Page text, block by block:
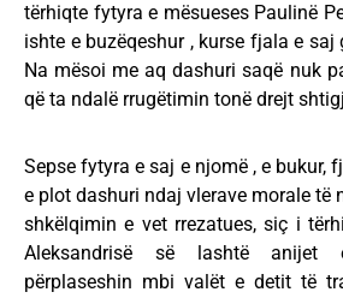
tërhiqte fytyra e mësueses Paulinë
ishte e buzëqeshur , kurse fjala e saj
Na mësoi me aq dashuri saqë nuk
që ta ndalë rrugëtimin tonë drejt
Sepse fytyra e saj e njomë , e bukur,
e plot dashuri ndaj vlerave morale të
shkëlqimin e vet rrezatues, siç i
Aleksandrisë së lashtë anijet
përplaseshin mbi valët e detit të